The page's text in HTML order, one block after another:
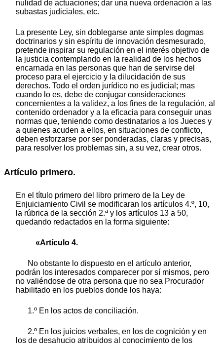
nulidad de actuaciones; dar una nueva ordenación a las
subastas judiciales, etc.
La presente Ley, sin doblegarse ante simples dogmas
doctrinarios y sin espíritu de innovación desmesurado,
pretende inspirar su regulación en el interés objetivo de
la justicia contemplando en la realidad de los hechos
encarnada en las personas que han de servirse del
proceso para el ejercicio y la dilucidación de sus
derechos. Todo el orden jurídico no es judicial; mas
cuando lo es, debe de conjugar consideraciones
concernientes a la validez, a los fines de la regulación, al
contenido ordenador y a la eficacia para conseguir unas
normas que, teniendo como destinatarios a los Jueces y
a quienes acuden a ellos, en situaciones de conflicto,
deben esforzarse por ser ponderadas, claras y precisas,
para resolver los problemas sin, a su vez, crear otros.
Artículo primero.
En el título primero del libro primero de la Ley de
Enjuiciamiento Civil se modificaran los artículos 4.º, 10,
la rúbrica de la sección 2.ª y los artículos 13 a 50,
quedando redactados en la forma siguiente:
«Artículo 4.
No obstante lo dispuesto en el artículo anterior,
podrán los interesados comparecer por sí mismos, pero
no valiéndose de otra persona que no sea Procurador
habilitado en los pueblos donde los haya:
1.º En los actos de conciliación.
2.º En los juicios verbales, en los de cognición y en
los de desahucio atribuidos al conocimiento de los